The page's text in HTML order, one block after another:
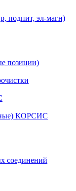
подпит, эл-магн)
позиции)
КОРСИС
соединений